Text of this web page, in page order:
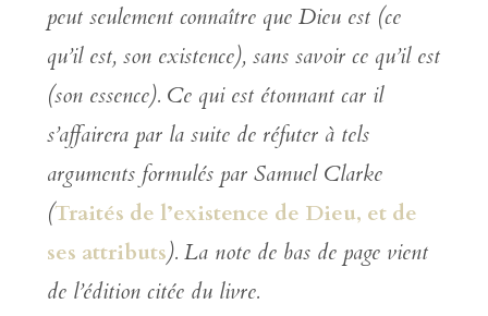
peut seulement connaître que Dieu est (ce
qu’il est, son existence), sans savoir ce qu’il est
(son essence). Ce qui est étonnant car il
s’affairera par la suite de réfuter à tels
arguments formulés par Samuel Clarke
(Traités de l’existence de Dieu, et de
ses attributs). La note de bas de page vient
de l’édition citée du livre.